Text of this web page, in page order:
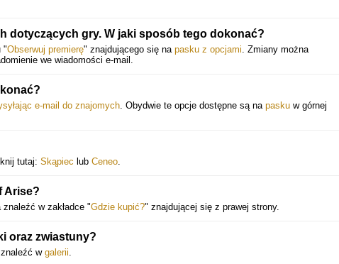
dotyczących gry. W jaki sposób tego dokonać?
"Obserwuj premierę" znajdującego się na pasku z opcjami. Zmiany można
we wiadomości e-mail.
e-mail do znajomych. Obydwie te opcje dostępne są na pasku w górnej
tutaj: Skąpiec lub Ceneo.
Arise?
w zakładce "Gdzie kupić?" znajdującej się z prawej strony.
oraz zwiastuny?
w galerii.